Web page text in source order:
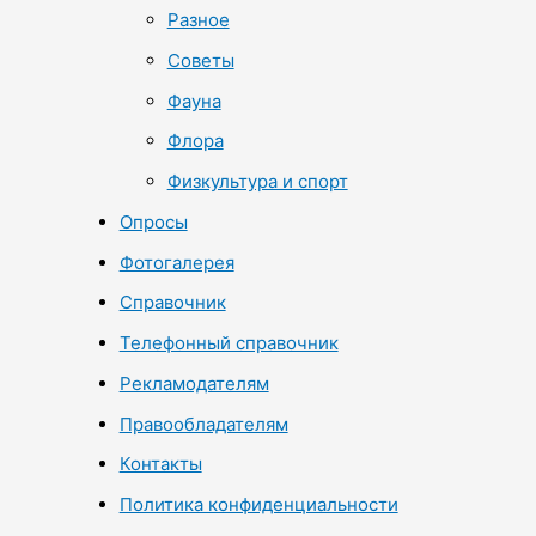
Разное
Советы
Фауна
Флора
Физкультура и спорт
Опросы
Фотогалерея
Справочник
Телефонный справочник
Рекламодателям
Правообладателям
Контакты
Политика конфиденциальности